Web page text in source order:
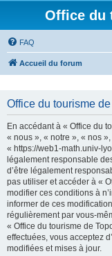
Office du
FAQ
Accueil du forum
Office du tourisme
En accédant à « Office du
« nous », « notre », « nos
« https://web1-math.univ-
légalement responsable
d’être légalement
pas utiliser et accéder à «
modifier ces conditions à
informer de ces
régulièrement par vous-
« Office du tourisme de
effectuées, vous acceptez
modifiées et mises à jour.